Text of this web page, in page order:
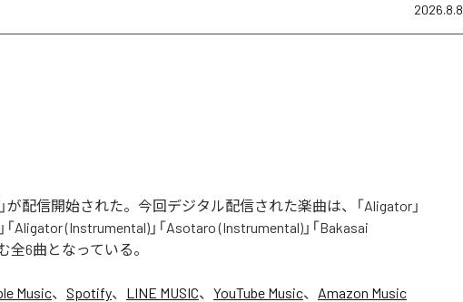
2026.8.8
が配信開始された。今回デジタル配信された楽曲は、「Aligator」
「Aligator (Instrumental)」「Asotaro (Instrumental)」「Bakasai
全6曲となっている。
Music、 Spotify、 LINE MUSIC、 YouTube Music、 Amazon Music